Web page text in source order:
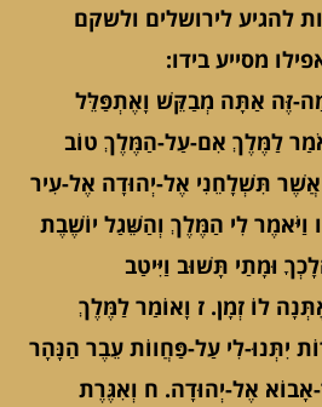
להגיע לירושלים ולשקם
מסייע בידו:
זֶּה אַתָּה מְבַקֵּשׁ וָאֶתְפַּלֵּל
לַמֶּלֶךְ אִם-עַל-הַמֶּלֶךְ טוֹב
אֲשֶׁר תִּשְׁלָחֵנִי אֶל-יְהוּדָה אֶל-עִיר
וַיֹּאמֶר לִי הַמֶּלֶךְ וְהַשֵּׁגַל יוֹשֶׁבֶת
וּמָתַי תָּשׁוּב וַיִּיטַב
לוֹ זְמָן. ז וָאוֹמַר לַמֶּלֶךְ
יִתְּנוּ-לִי עַל-פַּחֲווֹת עֵבֶר הַנָּהָר
אָבוֹא אֶל-יְהוּדָה. ח וְאִגֶּרֶת